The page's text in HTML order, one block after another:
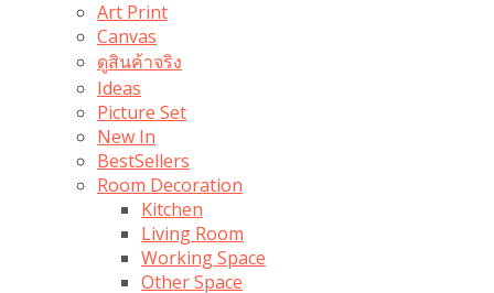
Art Print
Canvas
ดูสินค้าจริง
Ideas
Picture Set
New In
BestSellers
Room Decoration
Kitchen
Living Room
Working Space
Other Space